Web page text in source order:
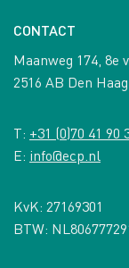
CONTACT
Maanweg 174, 8e
2516 AB Den Haag
T: +31 (0)70 41 90
E: info@ecp.nl
KvK: 27169301
BTW: